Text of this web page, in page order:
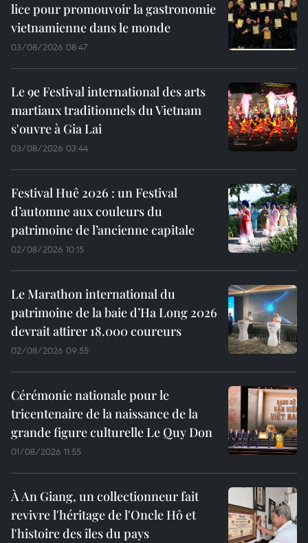
lice pour promouvoir la gastronomie
vietnamienne dans le monde
03/08/2026 08:47
Le 9e Festival international des arts
martiaux traditionnels du Vietnam
s'ouvre à Gia Lai
03/08/2026 03:44
Festival Huê 2026 : un Festival
d’automne aux couleurs du
patrimoine de l’ancienne capitale
02/08/2026 10:15
Le Marathon international du
patrimoine de la baie d’Ha Long 2026
devrait attirer 18.000 coureurs
02/08/2026 09:55
Cérémonie nationale pour le
tricentenaire de la naissance de la
grande figure culturelle Le Quy Don
01/08/2026 11:55
À An Giang, un collectionneur fait
revivre l'héritage de l'Oncle Hô et
l'histoire des îles du pays